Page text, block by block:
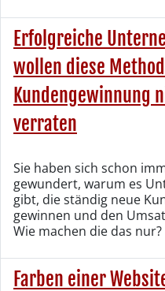
Erfolgreiche
wollen diese
Kundengewinnung
verraten
Sie haben sich schon
gewundert, warum es
gibt, die ständig neue
gewinnen und den
Wie machen die das nur?
Farben einer